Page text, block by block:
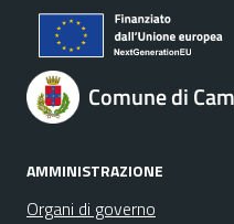
Comune di
AMMINISTRAZIONE
Organi di governo